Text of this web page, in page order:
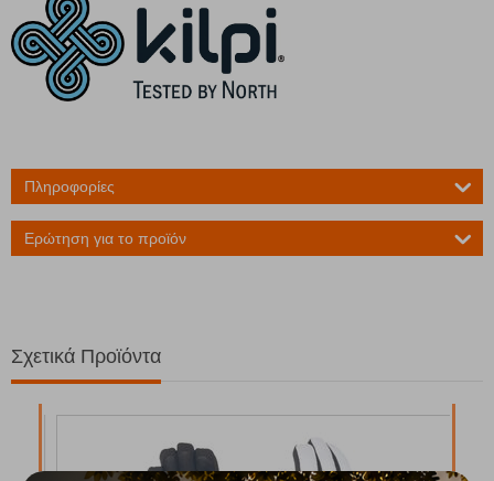
Πληροφορίες
Ερώτηση για το προϊόν
Σχετικά Προϊόντα